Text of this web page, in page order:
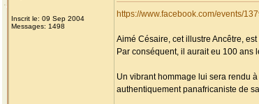
Inscrit le: 09 Sep 2004
Messages: 1498
https://www.facebook.com/events/
Aimé Césaire, cet illustre Ancêtre,
Par conséquent, il aurait eu 100 ans
Un vibrant hommage lui sera rendu
authentiquement panafricaniste de